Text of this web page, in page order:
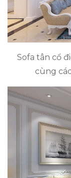
Sofa tân cổ
cùng